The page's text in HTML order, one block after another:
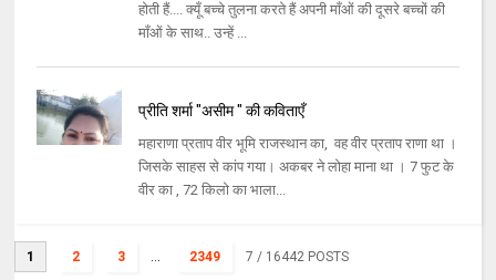
होती हैं.... क्यूँ बच्चे तुलना करते हैं अपनी माँओं की दूसरे बच्चों की
माँओं के साथ.. उन्हें ...
प्रीति शर्मा "असीम " की कविताएँ
महाराणा प्रताप वीर भूमि राजस्थान का, वह वीर प्रताप राणा था ।
जिसके साहस से कांप गया। अकबर ने लोहा माना था । 7 फुट के
वीर का , 72 किलो का भाला...
1 2 3 ... 2349 7 / 16442 POSTS